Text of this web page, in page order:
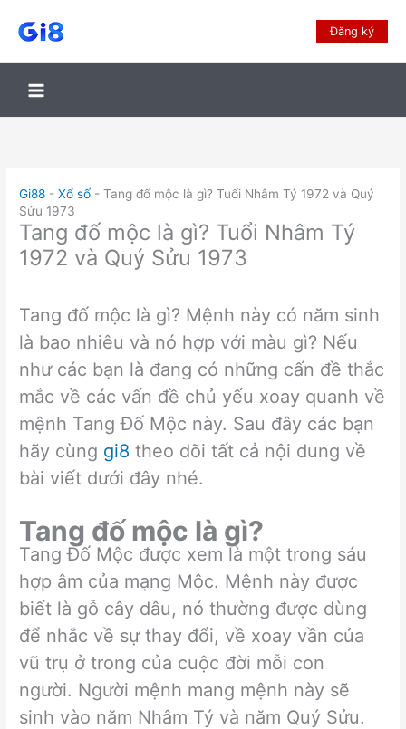
Đăng ký
Gi88 -Xổ số -Tang đố mộc là gì? Tuổi Nhâm Tý 1972 và Quý
Sửu 1973
Tang đố mộc là gì? Tuổi Nhâm Tý
1972 và Quý Sửu 1973
Tang đố mộc là gì? Mệnh này có năm sinh
là bao nhiêu và nó hợp với màu gì? Nếu
như các bạn là đang có những cấn đề thắc
mắc về các vấn đề chủ yếu xoay quanh về
mệnh Tang Đố Mộc này. Sau đây các bạn
hãy cùng gi8 theo dõi tất cả nội dung về
bài viết dưới đây nhé.
Tang đố mộc là gì?
Tang Đố Mộc được xem là một trong sáu
hợp âm của mạng Mộc. Mệnh này được
biết là gỗ cây dâu, nó thường được dùng
để nhắc về sự thay đổi, về xoay vần của
vũ trụ ở trong của cuộc đời mỗi con
người. Người mệnh mang mệnh này sẽ
sinh vào năm Nhâm Tý và năm Quý Sửu.